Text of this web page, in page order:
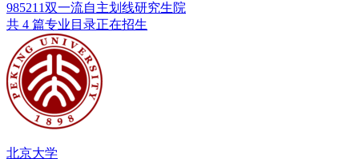
985211双一流自主划线研究生院
共 4 篇专业目录正在招生
北京大学